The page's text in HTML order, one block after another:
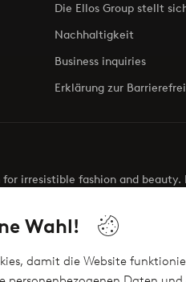
Wahl!
damit die Website
Die Ellos Group stellt
Nachhaltigkeit
Business inquiries
Erklärung zur
irresistible fashion and beauty.